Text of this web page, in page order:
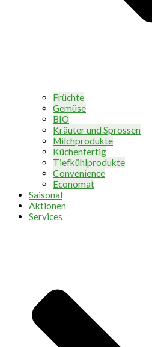
Früchte
Gemüse
BIO
Kräuter und Sprossen
Milchprodukte
Küchenfertig
Tiefkühlprodukte
Convenience
Economat
Saisonal
Aktionen
Services